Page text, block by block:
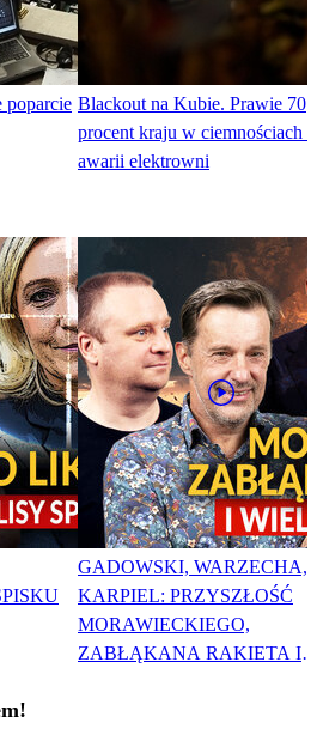
Blackout na Kubie. Prawie 70
procent kraju w ciemnościach
awarii elektrowni
GADOWSKI, WARZECHA,
KARPIEL: PRZYSZŁOŚĆ
MORAWIECKIEGO,
ZABŁĄKANA RAKIETA I